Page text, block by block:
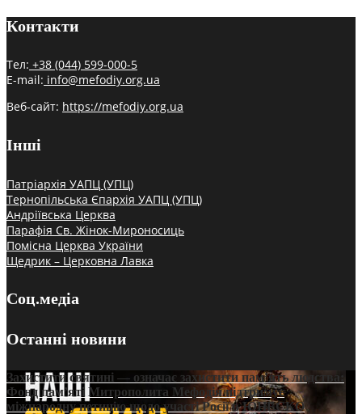
Контакти
Тел: +38 (044) 599-000-5
E-mail: info@mefodiy.org.ua
Веб-сайт: https://mefodiy.org.ua
Інші
Патріархія УАПЦ (УПЦ)
Тернопільська Єпархія УАПЦ (УПЦ)
Андріївська Церква
Парафія Св. Жінок-Мироносиць
Помісна Церква України
Щедрик – Церковна Лавка
Соц.медіа
Останні новини
Захистити святині — означає захистити пам’ять людства:
Фонд пам’яті Митрополита Мефодія підтримує
міжнародну петицію щодо участі Росії в ЮНЕСКО